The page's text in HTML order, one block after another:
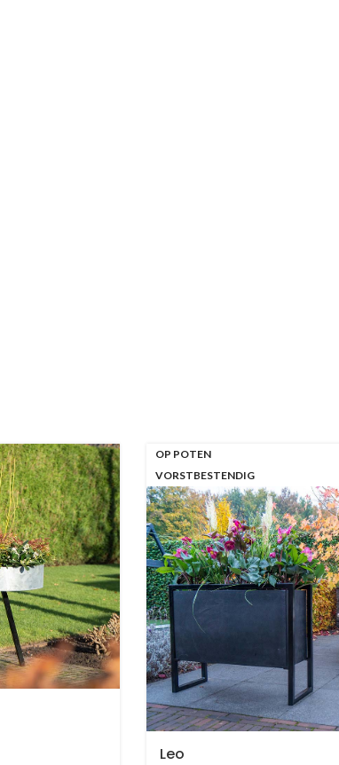
OP POTEN
VORSTBESTENDIG
Leo